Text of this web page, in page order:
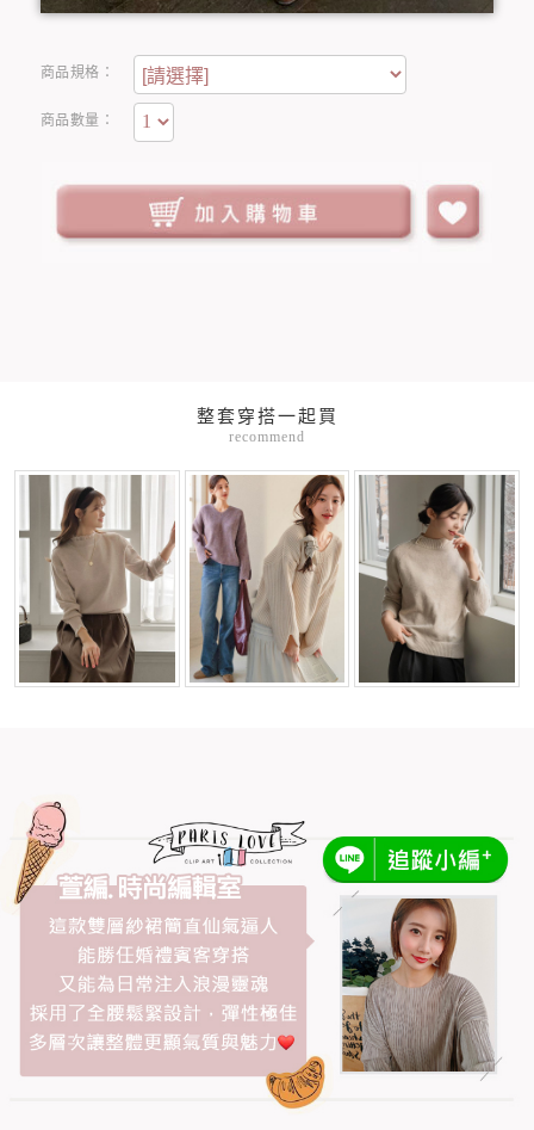
商品規格：
商品數量：
整套穿搭一起買
recommend